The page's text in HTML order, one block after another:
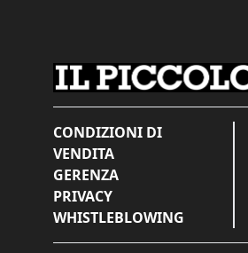
CONDIZIONI DI
VENDITA
GERENZA
PRIVACY
WHISTLEBLOWING